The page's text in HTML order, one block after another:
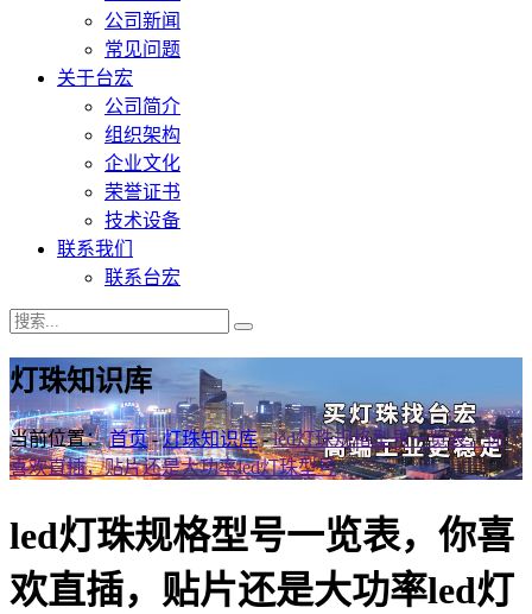
公司新闻
常见问题
关于台宏
公司简介
组织架构
企业文化
荣誉证书
技术设备
联系我们
联系台宏
灯珠知识库
当前位置：首页-灯珠知识库-led灯珠规格型号一览表，你
喜欢直插，贴片还是大功率led灯珠型号
led灯珠规格型号一览表，你喜
欢直插，贴片还是大功率led灯